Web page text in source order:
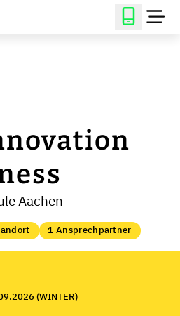
Aachen
1 Ansprechpartner
(WINTER)